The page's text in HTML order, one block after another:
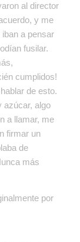
al director
y me
a pensar
fusilar.
cumplidos!
de esto.
azúcar, algo
a llamar, me
firmar un
de
más
por